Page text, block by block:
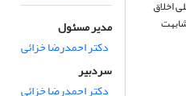
اخلاق
مدیر مسئول
دکتر احمدرضا خزائی
سردبیر
دکتر احمدرضا خزائی